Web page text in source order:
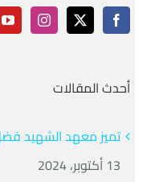
أحدث المقالات
تميز معهد الشهيد فضل
13 أكتوبر، 2024